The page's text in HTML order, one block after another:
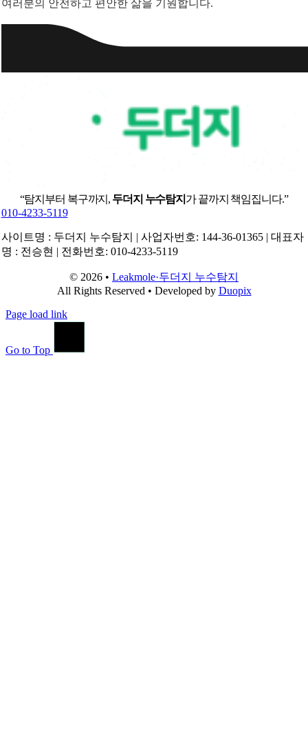
여러분의 안전하고 편안한 삶을 기원합니다.
“탐지부터 복구까지, 두더지 누수탐지 가 끝까지 책임집니다.”
010-4233-5119
사이트명 : 두더지 누수탐지 | 사업자번호: 144-36-01365 | 대표자
명 : 전승현 | 전화번호: 010-4233-5119
© 2026 • Leakmole·두더지 누수탐지
All Rights Reserved • Developed by Duopix
Page load link
Go to Top